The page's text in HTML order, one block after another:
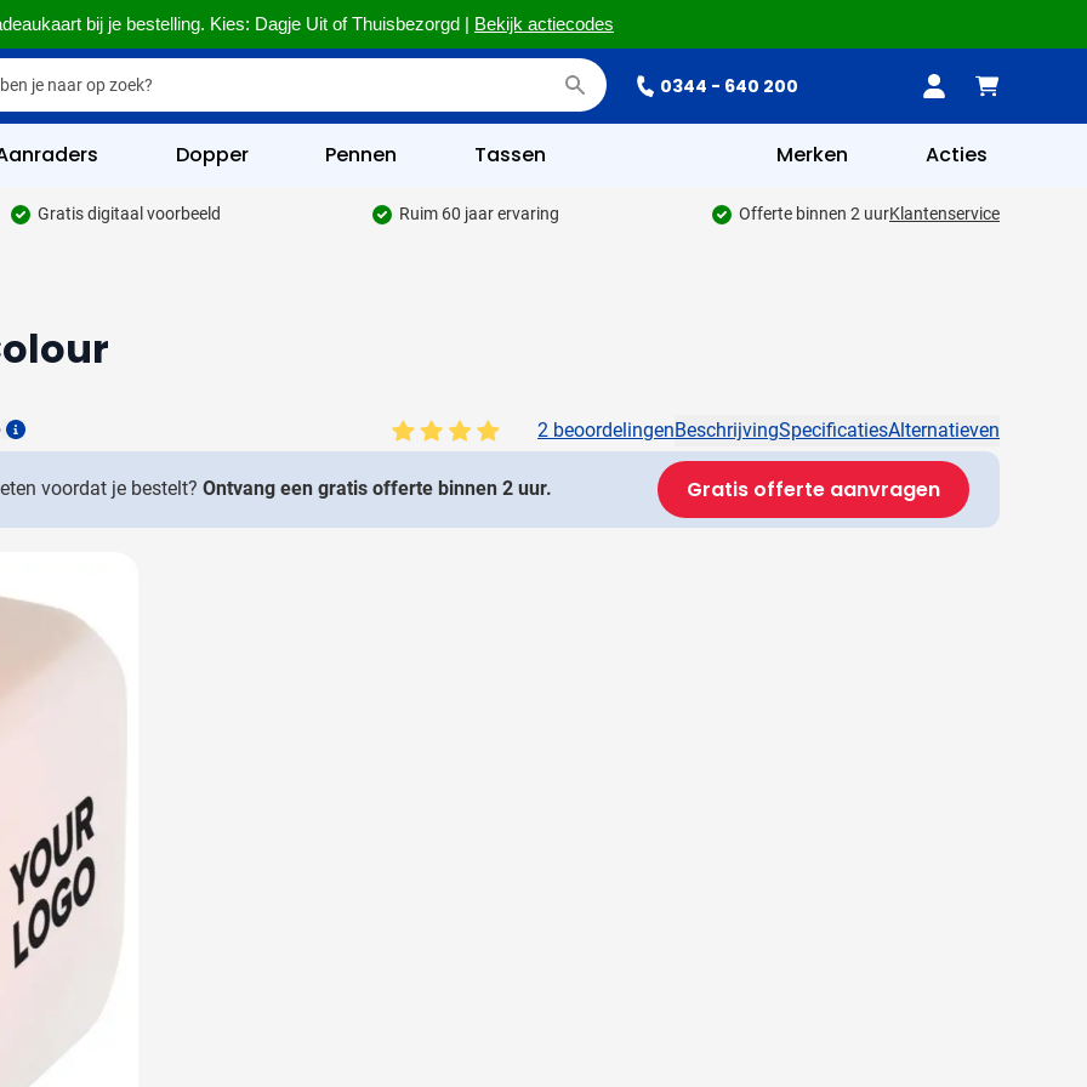
bij je bestelling. Kies: Dagje Uit of Thuisbezorgd | Bekijk actiecodes
0344 - 640 200
& Kantoor categorie
categorie
categorie
categorie
& Veiligheid categorie
categorie
& Wellness categorie
& Tafelen categorie
categorie
categorie
categorie
& overig categorie
Dopper Pennen Tassen Merken Acties
Gratis digitaal voorbeeld Ruim 60 jaar ervaring Offerte binnen 2 uurKlantenservice
Details
2 beoordelingenBeschrijvingSpecificatiesAlternatieven
voordat je bestelt? Ontvang een gratis offerte binnen 2 uur. Gratis offerte aanvragen